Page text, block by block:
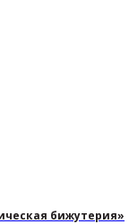
бижутерия»